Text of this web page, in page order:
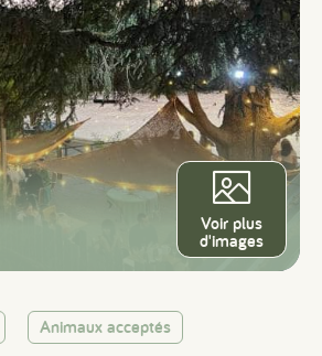
Voir plus
d'images
Animaux acceptés